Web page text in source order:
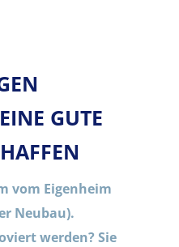
GUTE
vom Eigenheim
Neubau).
werden? Sie